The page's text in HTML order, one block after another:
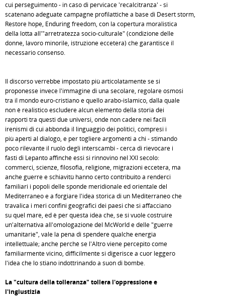
cui perseguimento - in caso di pervicace 'recalcitranza' - si
scatenano adeguate campagne profilattiche a base di Desert storm,
Restore hope, Enduring freedom, con la copertura moralistica
della lotta all'"arretratezza socio-culturale" (condizione delle
donne, lavoro minorile, istruzione eccetera) che garantisce il
necessario consenso.
Il discorso verrebbe impostato più articolatamente se si
proponesse invece l'immagine di una secolare, regolare osmosi
tra il mondo euro-cristiano e quello arabo-islamico, dalla quale
non è realistico escludere alcun elemento della storia dei
rapporti tra questi due universi, onde non cadere nei facili
irenismi di cui abbonda il linguaggio dei politici, compresi i
più aperti al dialogo, e per togliere argomenti a chi - stimando
poco rilevante il ruolo degli interscambi - cerca di rievocare i
fasti di Lepanto affinché essi si rinnovino nel XXI secolo:
commerci, scienze, filosofia, religione, migrazioni eccetera, ma
anche guerre e schiavitù hanno certo contribuito a renderci
familiari i popoli delle sponde meridionale ed orientale del
Mediterraneo e a forgiare l'idea storica di un Mediterraneo che
travalica i meri confini geografici dei paesi che si affacciano
su quel mare, ed è per questa idea che, se si vuole costruire
un'alternativa all'omologazione del McWorld e delle "guerre
umanitarie", vale la pena di spendere qualche energia
intellettuale; anche perché se l'Altro viene percepito come
familiarmente vicino, difficilmente si digerisce a cuor leggero
l'idea che lo stiano indottrinando a suon di bombe.
La "cultura della tolleranza" tollera l'oppressione e
l'ingiustizia